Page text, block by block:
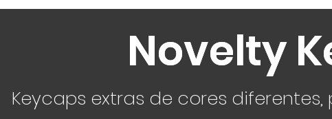
Novelty
Novelty
Keycaps extras de cores